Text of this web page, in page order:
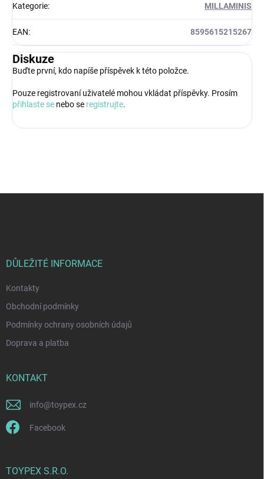
Kategorie: MILLAMINIS
EAN: 8595615215267
Diskuze
Buďte první, kdo napíše příspěvek k této položce.
Pouze registrovaní uživatelé mohou vkládat příspěvky. Prosím
přihlaste se nebo se registrujte.
DŮLEŽITÉ INFORMACE
Kontakty
Obchodní podmínky
Podmínky ochrany osobních údajů
Doprava a platba
KONTAKT
info@toypex.cz
Facebook
TOYPEX S.R.O.